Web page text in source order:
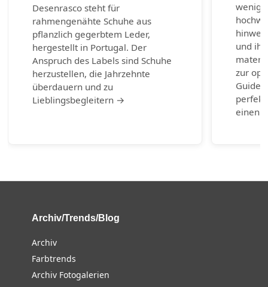
Desenrasco steht für
rahmengenähte Schuhe aus
pflanzlich gegerbtem Leder,
hergestellt in Portugal. Der
Anspruch des Labels sind Schuhe
herzustellen, die Jahrzehnte
überdauern und zu
Lieblingsbegleitern →
wenig
und
zur
Guide
einen
Archiv/Trends/Blog
Archiv
Farbtrends
Archiv Fotogalerien